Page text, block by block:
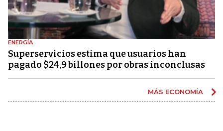
ENERGÍA
Superservicios estima que usuarios han
pagado $24,9 billones por obras inconclusas
MÁS ECONOMÍA